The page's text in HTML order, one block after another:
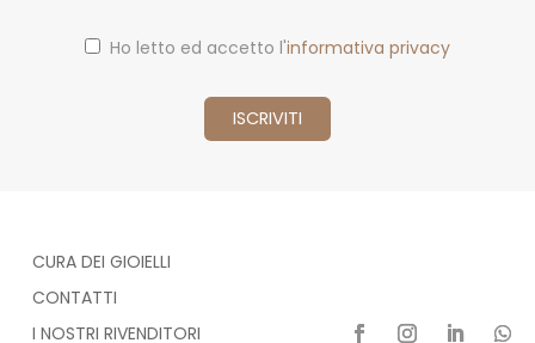
Ho letto ed accetto l'informativa privacy
CURA DEI GIOIELLI
CONTATTI
I NOSTRI RIVENDITORI